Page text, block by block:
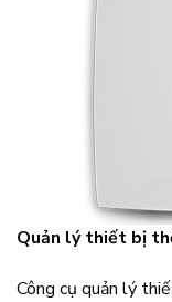
Quản lý thiết bị
Công cụ quản lý